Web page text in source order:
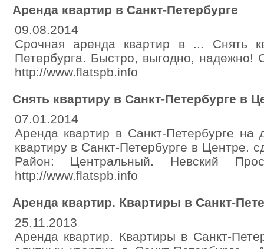
Аренда квартир в Санкт-Петербурге
09.08.2014
Срочная аренда квартир в ... Снять
Петербурга. Быстро, выгодно, надежно!
http://www.flatspb.info
Снять квартиру в Санкт-Петербурге в
07.01.2014
Аренда квартир в Санкт-Петербурге на
квартиру в Санкт-Петербурге в Центре.
Район: Центральный. Невский
http://www.flatspb.info
Аренда квартир. Квартиры в Санкт-
25.11.2013
Аренда квартир. Квартиры в Санкт-